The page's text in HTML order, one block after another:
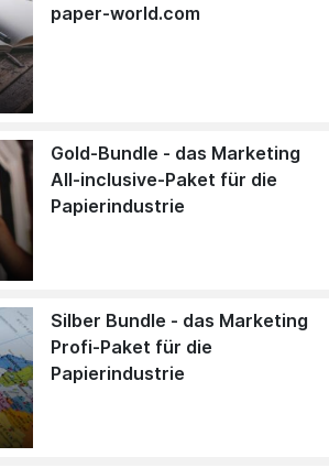
paper-world.com
Gold-Bundle - das Marketing
All-inclusive-Paket für die
Papierindustrie
Silber Bundle - das Marketing
Profi-Paket für die
Papierindustrie